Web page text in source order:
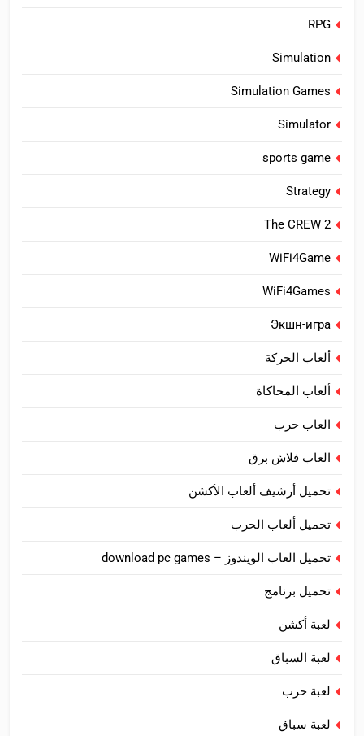
RPG
Simulation
Simulation Games
Simulator
sports game
Strategy
The CREW 2
WiFi4Game
WiFi4Games
Экшн-игра
ألعاب الحركة
ألعاب المحاكاة
العاب حرب
العاب فلاش برق
تحميل أرشيف ألعاب الأكشن
تحميل ألعاب الحرب
تحميل العاب الويندوز – download pc games
تحميل برنامج
لعبة أكشن
لعبة السباق
لعبة حرب
لعبة سباق